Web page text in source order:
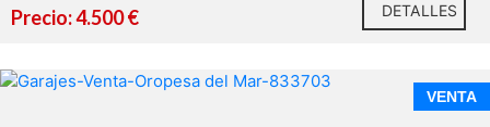
Precio: 4.500 € DETALLES
VENTA